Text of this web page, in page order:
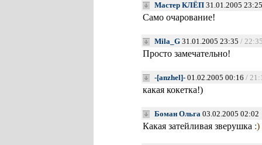
Мастер КЛЁП 31.01.2005 23:25
Само очарование!
Mila_G 31.01.2005 23:35 /
Просто замечательно!
-[anzhel]- 01.02.2005 00:16 /
какая кокетка!)
Боман Ольга 03.02.2005 02:02
Какая затейливая зверушка :)